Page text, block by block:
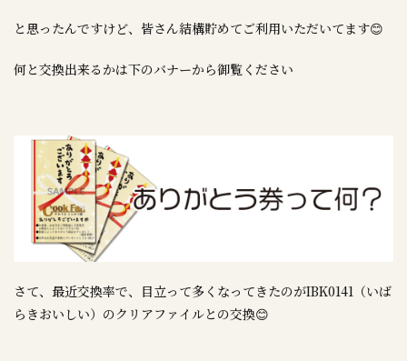
と思ったんですけど、皆さん結構貯めてご利用いただいてます😊
何と交換出来るかは下のバナーから御覧ください
さて、最近交換率で、目立って多くなってきたのがIBK0141（いば
らきおいしい）のクリアファイルとの交換😊